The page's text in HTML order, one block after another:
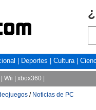
Deportes Cultura|
Wii xbox360
/ Noticias de PC